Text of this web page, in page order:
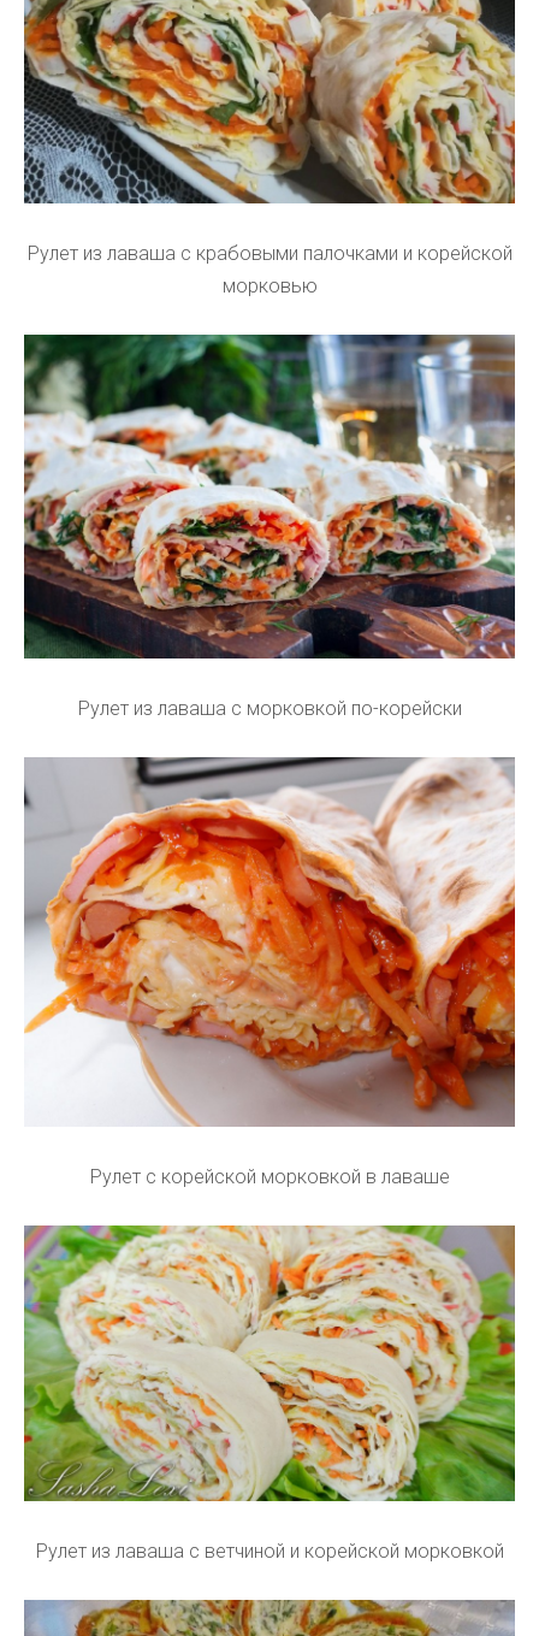
Рулет из лаваша с крабовыми палочками и корейской
морковью
Рулет из лаваша с морковкой по-корейски
Рулет с корейской морковкой в лаваше
Рулет из лаваша с ветчиной и корейской морковкой